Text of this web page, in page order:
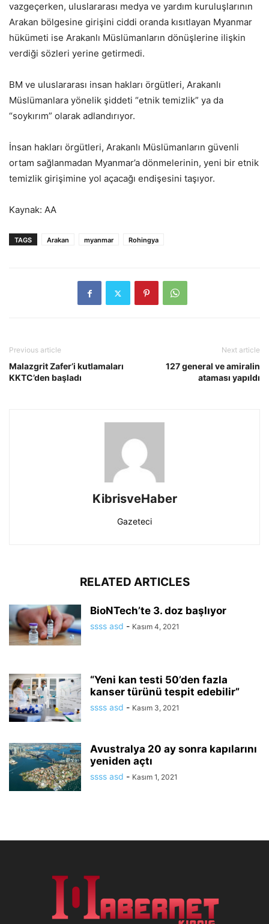
vazgeçerken, uluslararası medya ve yardım kuruluşlarının
Arakan bölgesine girişini ciddi oranda kısıtlayan Myanmar
hükümeti ise Arakanlı Müslümanların dönüşlerine ilişkin
verdiği sözleri yerine getirmedi.
BM ve uluslararası insan hakları örgütleri, Arakanlı
Müslümanlara yönelik şiddeti “etnik temizlik” ya da
“soykırım” olarak adlandırıyor.
İnsan hakları örgütleri, Arakanlı Müslümanların güvenli
ortam sağlanmadan Myanmar’a dönmelerinin, yeni bir etnik
temizlik girişimine yol açacağı endişesini taşıyor.
Kaynak: AA
TAGS Arakan myanmar Rohingya
Previous article
Malazgrit Zafer’i kutlamaları
KKTC’den başladı
Next article
127 general ve amiralin
ataması yapıldı
KibrisveHaber
Gazeteci
RELATED ARTICLES
BioNTech’te 3. doz başlıyor
ssss asd - Kasım 4, 2021
“Yeni kan testi 50’den fazla
kanser türünü tespit edebilir”
ssss asd - Kasım 3, 2021
Avustralya 20 ay sonra kapılarını
yeniden açtı
ssss asd - Kasım 1, 2021